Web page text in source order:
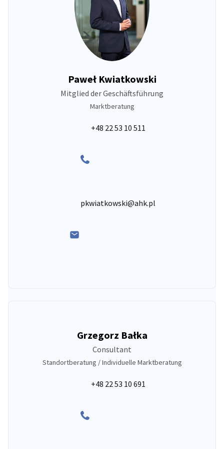
Paweł Kwiatkowski
Mitglied der Geschäftsführung
Marktberatung
+48 22 53 10 511
pkwiatkowski@ahk.pl
Grzegorz Bałka
Consultant
Standortberatung / Individuelle Marktberatung
+48 22 53 10 691